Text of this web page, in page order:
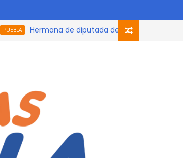
Hermana de diputada de Morena que